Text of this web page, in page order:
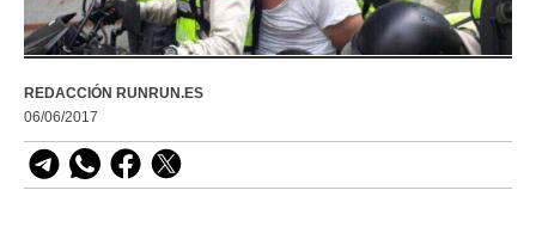
REDACCIÓN RUNRUN.ES
06/06/2017